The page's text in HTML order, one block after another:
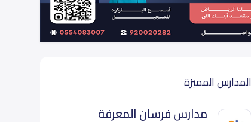
المدارس المميزة
مدارس فرسان المعرفة